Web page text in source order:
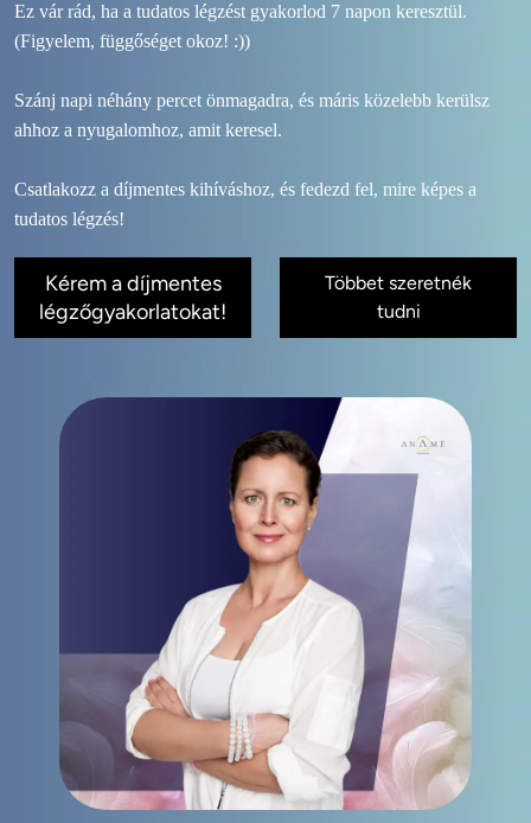
Ez vár rád, ha a tudatos légzést gyakorlod 7 napon keresztül.
(Figyelem, függőséget okoz! :))
Szánj napi néhány percet önmagadra, és máris közelebb kerülsz
ahhoz a nyugalomhoz, amit keresel.
Csatlakozz a díjmentes kihíváshoz, és fedezd fel, mire képes a
Kérem a díjmentes
légzőgyakorlatokat!
Többet szeretnék
tudni